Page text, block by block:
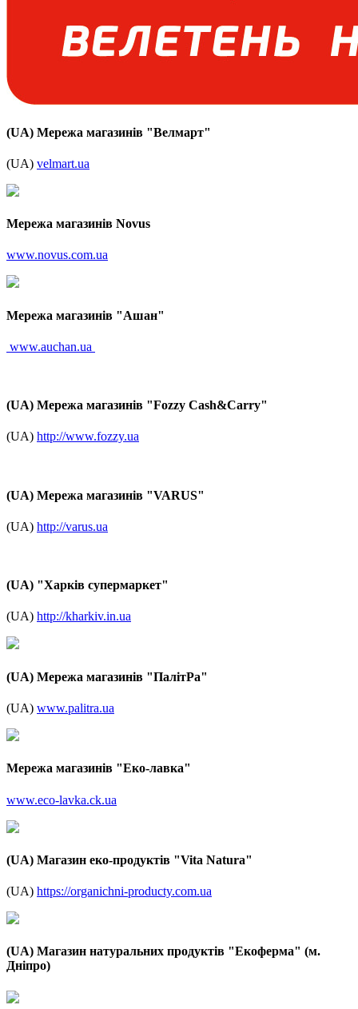
(UA) Мережа магазинів "Велмарт"
(UA) velmart.ua
Мережа магазинів Novus
www.novus.com.ua
Мережа магазинів "Ашан"
www.auchan.ua
(UA) Мережа магазинів "Fozzy Cash&Carry"
(UA) http://www.fozzy.ua
(UA) Мережа магазинів "VARUS"
(UA) http://varus.ua
(UA) "Харків супермаркет"
(UA) http://kharkiv.in.ua
(UA) Мережа магазинів "ПалітРа"
(UA) www.palitra.ua
Мережа магазинів "Еко-лавка"
www.eco-lavka.ck.ua
(UA) Магазин еко-продуктів "Vita Natura"
(UA) https://organichni-producty.com.ua
(UA) Магазин натуральних продуктів "Екоферма" (м.
Дніпро)